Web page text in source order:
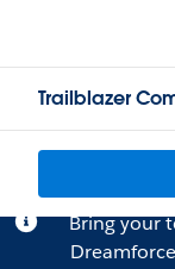
Trailblazer
Bring your